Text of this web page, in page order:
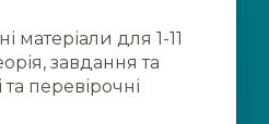
матеріали для 1-11
завдання та
перевірочні